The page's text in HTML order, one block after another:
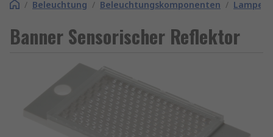
/ Beleuchtung / Beleuchtungskomponenten /
Banner Sensorischer Reflektor